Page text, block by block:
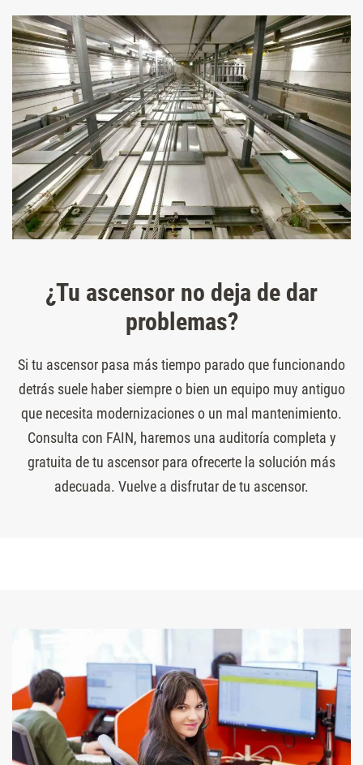
¿Tu ascensor no deja de dar
problemas?
Si tu ascensor pasa más tiempo parado que funcionando
detrás suele haber siempre o bien un equipo muy antiguo
que necesita modernizaciones o un mal mantenimiento.
Consulta con FAIN, haremos una auditoría completa y
gratuita de tu ascensor para ofrecerte la solución más
adecuada. Vuelve a disfrutar de tu ascensor.